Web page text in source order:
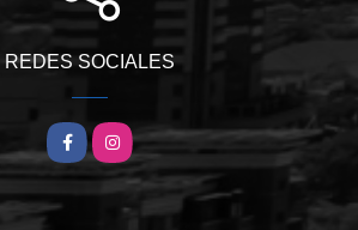
REDES SOCIALES
FacebookInstagram